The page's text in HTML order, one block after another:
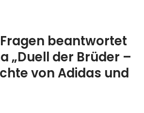
Fragen beantwortet
„Duell der Brüder –
von Adidas und